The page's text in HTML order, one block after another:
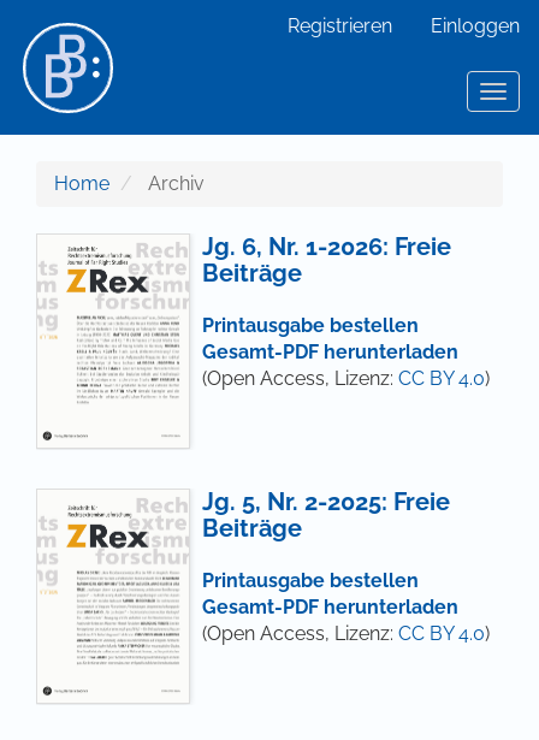
Hauptinhalt
Sidebar
Registrieren Einloggen
Home Archiv
Jg. 6, Nr. 1-2026: Freie
Beiträge
Printausgabe bestellen
Gesamt-PDF herunterladen
(Open Access, Lizenz: CC BY 4.0)
Jg. 5, Nr. 2-2025: Freie
Beiträge
Printausgabe bestellen
Gesamt-PDF herunterladen
(Open Access, Lizenz: CC BY 4.0)